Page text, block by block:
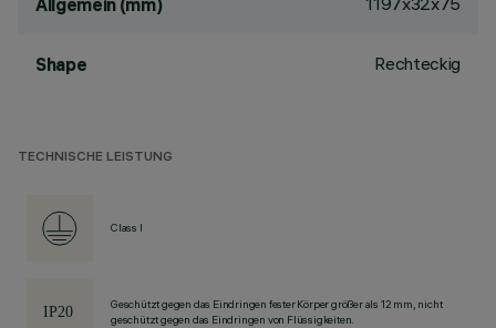
Allgemein (mm)
Shape Rechteckig
TECHNISCHE LEISTUNG
Class I
Geschützt gegen das Eindringen fester Körper größer als 12 mm, nicht
geschützt gegen das Eindringen von Flüssigkeiten.